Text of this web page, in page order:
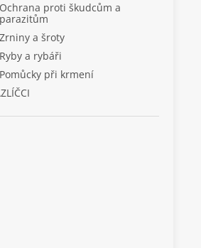
Ochrana proti škudcům a
parazitům
Zrniny a šroty
Ryby a rybáři
Pomůcky při krmení